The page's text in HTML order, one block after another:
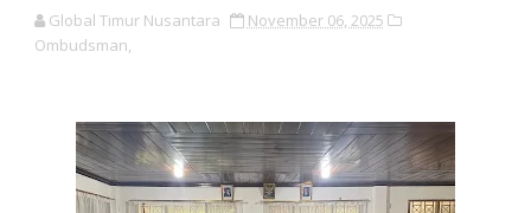
Global Timur Nusantara
November 06, 2025
Ombudsman,